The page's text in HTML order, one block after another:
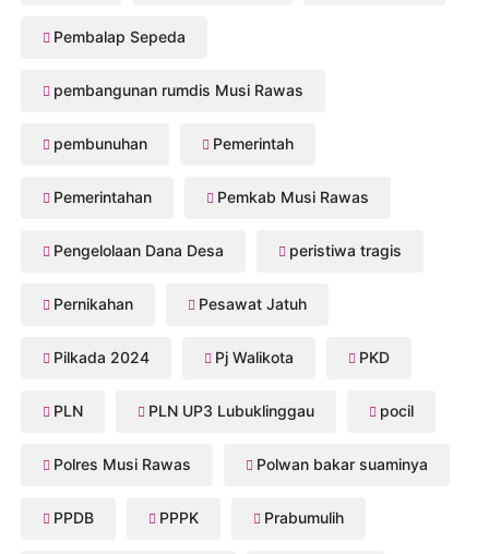
Pembalap Sepeda
pembangunan rumdis Musi Rawas
pembunuhan Pemerintah
Pemerintahan Pemkab Musi Rawas
Pengelolaan Dana Desa peristiwa tragis
Pernikahan Pesawat Jatuh
Pilkada 2024 Pj Walikota PKD
PLN PLN UP3 Lubuklinggau pocil
Polres Musi Rawas Polwan bakar suaminya
PPDB PPPK Prabumulih